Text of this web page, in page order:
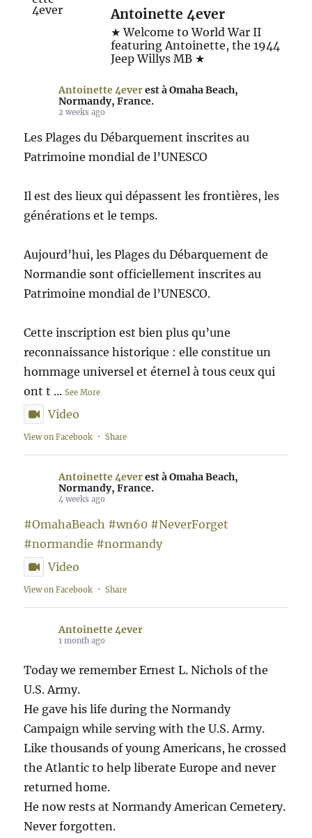
Antoinette 4ever
★ Welcome to World War II
featuring Antoinette, the 1944
Jeep Willys MB ★
Antoinette 4everest à Omaha Beach,
Normandy, France.
2 weeks ago
Les Plages du Débarquement inscrites au
Patrimoine mondial de l’UNESCO
Il est des lieux qui dépassent les frontières, les
générations et le temps.
Aujourd’hui, les Plages du Débarquement de
Normandie sont officiellement inscrites au
Patrimoine mondial de l’UNESCO.
Cette inscription est bien plus qu’une
reconnaissance historique : elle constitue un
hommage universel et éternel à tous ceux qui
ont t ...See More
Video
View on Facebook · Share
Antoinette 4everest à Omaha Beach,
Normandy, France.
4 weeks ago
#OmahaBeach #wn60 #NeverForget
#normandie #normandy
Video
View on Facebook · Share
Antoinette 4ever
1 month ago
Today we remember Ernest L. Nichols of the
U.S. Army.
He gave his life during the Normandy
Campaign while serving with the U.S. Army.
Like thousands of young Americans, he crossed
the Atlantic to help liberate Europe and never
returned home.
He now rests at Normandy American Cemetery.
Never forgotten.